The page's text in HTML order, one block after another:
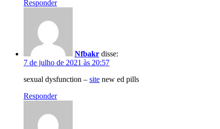
Responder
Nfbakr disse:
7 de julho de 2021 às 20:57
sexual dysfunction – site new ed pills
Responder